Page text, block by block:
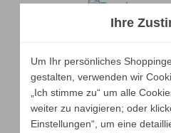
Ihre
Um Ihr persönliches
gestalten, verwenden wir
„Ich stimme zu“ um alle
weiter zu navigieren; oder
Einstellungen“, um eine